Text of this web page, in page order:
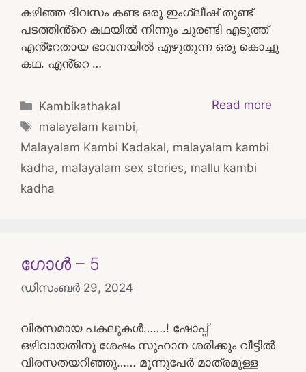
കഴിഞ്ഞ ദിവസം കണ്ട ഒരു ഇംഗ്ലീഷ് തുണ്ട്
പടത്തിൻ്റെ കഥയിൽ നിന്നും ചുരണ്ടി എടുത്ത്
എൻ്റേതായ ഭാവനയിൽ എഴുതുന്ന ഒരു കൊച്ചു
കഥ. എൻ്റെ …
Read more
Categories
Kambikathakal
Tags
malayalam kambi,
Malayalam Kambi Kadakal, malayalam kambi
kadha, malayalam sex stories, mallu kambi
kadha
ഗോൾ – 5
ഡിസംബർ 29, 2024
വിരസമായ പകലുകൾ…….! ഷോപ്പ്
ഒഴിവായതിനു ശേഷം സുഹാന ശരിക്കും വീട്ടിൽ
വിരസതയറിഞ്ഞു…… മൂന്നുപേർ മാത്രമുള്ള